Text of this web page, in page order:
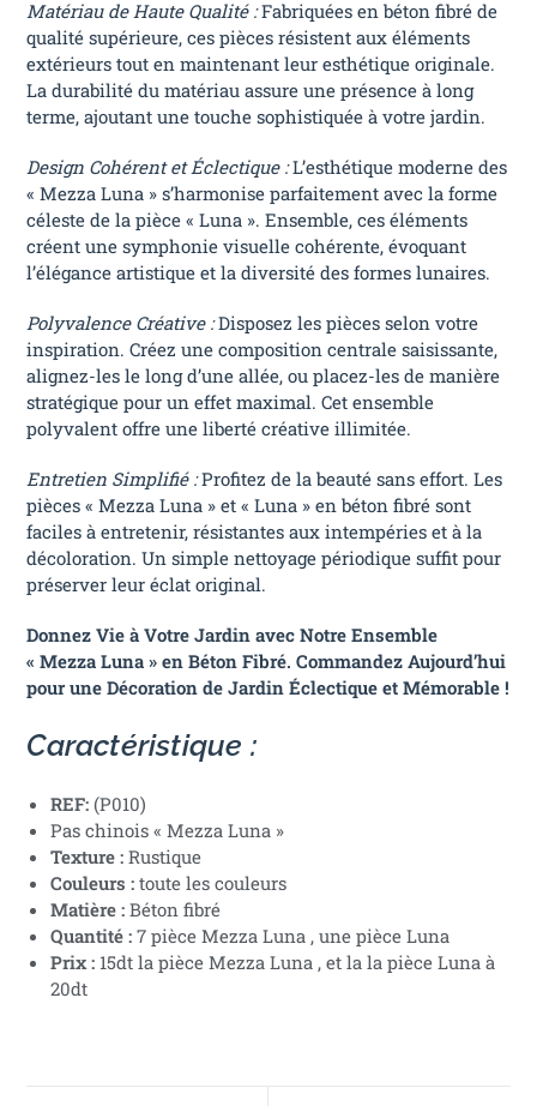
Matériau de Haute Qualité :Fabriquées en béton fibré de
qualité supérieure, ces pièces résistent aux éléments
extérieurs tout en maintenant leur esthétique originale.
La durabilité du matériau assure une présence à long
terme, ajoutant une touche sophistiquée à votre jardin.
Design Cohérent et Éclectique :L’esthétique moderne des
« Mezza Luna » s’harmonise parfaitement avec la forme
céleste de la pièce « Luna ». Ensemble, ces éléments
créent une symphonie visuelle cohérente, évoquant
l’élégance artistique et la diversité des formes lunaires.
Polyvalence Créative :Disposez les pièces selon votre
inspiration. Créez une composition centrale saisissante,
alignez-les le long d’une allée, ou placez-les de manière
stratégique pour un effet maximal. Cet ensemble
polyvalent offre une liberté créative illimitée.
Entretien Simplifié :Profitez de la beauté sans effort. Les
pièces « Mezza Luna » et « Luna » en béton fibré sont
faciles à entretenir, résistantes aux intempéries et à la
décoloration. Un simple nettoyage périodique suffit pour
préserver leur éclat original.
Donnez Vie à Votre Jardin avec Notre Ensemble
« Mezza Luna » en Béton Fibré. Commandez Aujourd’hui
pour une Décoration de Jardin Éclectique et Mémorable !
Caractéristique :
REF: (P010)
Pas chinois « Mezza Luna »
Texture :Rustique
Couleurs : toute les couleurs
Matière : Béton fibré
Quantité : 7 pièce Mezza Luna , une pièce Luna
Prix : 15dt la pièce Mezza Luna , et la la pièce Luna à
20dt